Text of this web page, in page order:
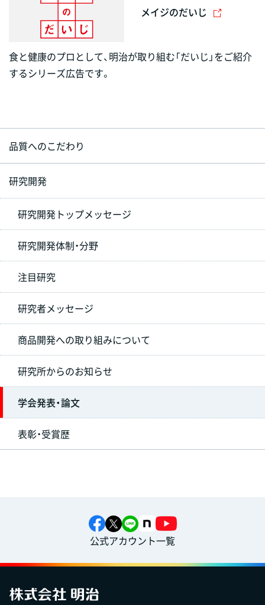
メイジのだいじ
食と健康のプロとして、明治が取り組む「だいじ」をご紹介
するシリーズ広告です。
品質へのこだわり
研究開発
研究開発トップメッセージ
研究開発体制・分野
注目研究
研究者メッセージ
商品開発への取り組みについて
研究所からのお知らせ
学会発表・論文
表彰・受賞歴
公式アカウント一覧